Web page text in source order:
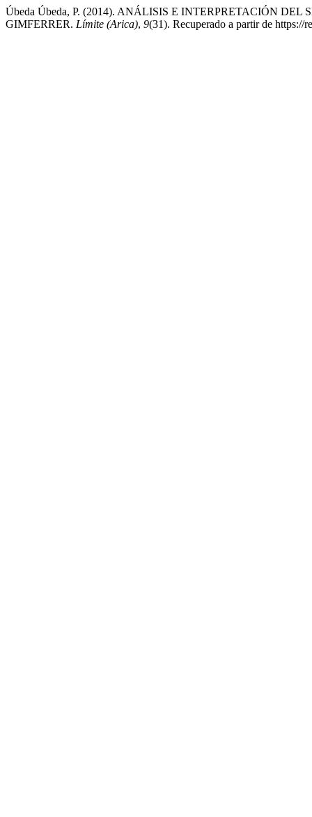
Úbeda Úbeda, P. (2014). ANÁLISIS E INTERPRETACIÓN
GIMFERRER. Límite (Arica), 9(31). Recuperado a partir de